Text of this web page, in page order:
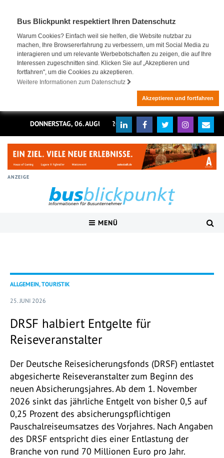
Bus Blickpunkt respektiert Ihren Datenschutz
Warum Cookies? Einfach weil sie helfen, die Website nutzbar zu
machen, Ihre Browsererfahrung zu verbessern, um mit Social Media zu
interagieren und um relevante Werbebotschaften zu zeigen, die auf Ihre
Interessen zugeschnitten sind. Klicken Sie auf „Akzeptieren und
fortfahren", um die Cookies zu akzeptieren.
Weitere Informationen zum Datenschutz
Akzeptieren und fortfahren
DONNERSTAG, 06. AUGUST 2026
ANZEIGE
MENÜ
ALLGEMEIN, TOURISTIK
25. JUNI 2026
DRSF halbiert Entgelte für
Reiseveranstalter
Der Deutsche Reisesicherungsfonds (DRSF) entlastet
abgesicherte Reiseveranstalter zum Beginn des
neuen Absicherungsjahres. Ab dem 1. November
2026 sinkt das jährliche Entgelt von bisher 0,5 auf
0,25 Prozent des absicherungspflichtigen
Pauschalreiseumsatzes des Vorjahres. Nach Angaben
des DRSF entspricht dies einer Entlastung der
Branche von rund 70 Millionen Euro pro Jahr.